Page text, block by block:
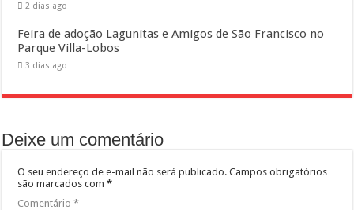
2 dias ago
Feira de adoção Lagunitas e Amigos de São Francisco no
Parque Villa-Lobos
3 dias ago
Deixe um comentário
O seu endereço de e-mail não será publicado. Campos obrigatórios
são marcados com*
Comentário*